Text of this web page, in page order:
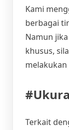
Kami
berbagai
Namun
khusus,
melakukan
Terkait